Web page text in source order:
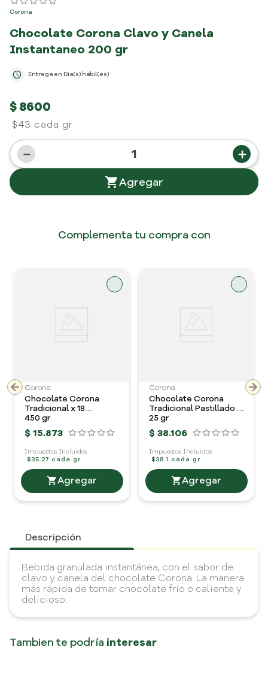
Corona
Chocolate Corona Clavo y Canela
Instantaneo 200 gr
Entrega en Día(s) hábil(es)
$8600
$43 cada gr
＋
－
Complementa tu compra con
Corona
Chocolate Corona
Tradicional x 18
pastillas
450 gr
$ 15.873
Impuestos Incluidos
$35.27 cada gr
Corona
Chocolate Corona
Tradicional Pastillado x
40 unidades
25 gr
$ 38.106
Impuestos Incluidos
$38.1 cada gr
Descripción
Bebida granulada instantánea, con el sabor de
clavo y canela del chocolate Corona. La manera
más rápida de tomar chocolate frío o caliente y
delicioso.
Tambien te podría interesar